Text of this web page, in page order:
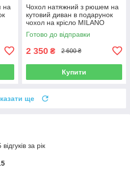
на
Чохол натяжний з рюшем на
кутовий диван в подарунок
чохол на крісло MILANO
кремовий
Готово до відправки
2 350 ₴ 2 600 ₴
Купити
ще
за рік